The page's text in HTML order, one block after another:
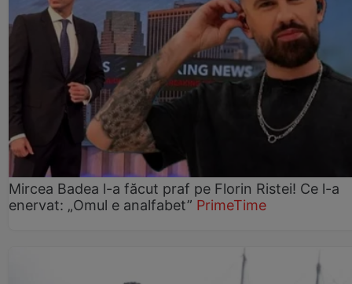
Mircea Badea l-a făcut praf pe Florin Ristei! Ce l-a
enervat: „Omul e analfabet” PrimeTime